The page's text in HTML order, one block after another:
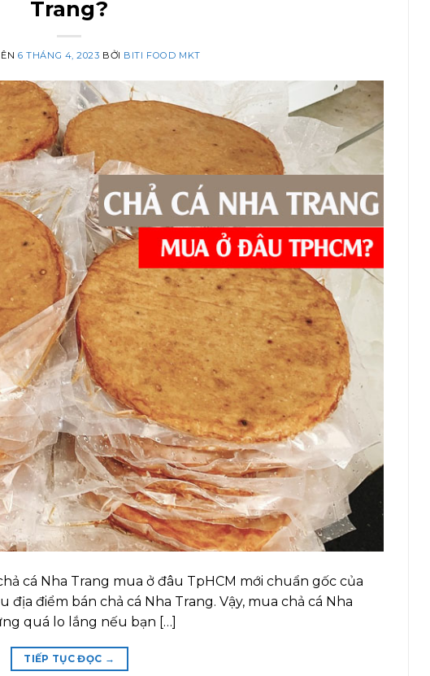
Trang?
6 THÁNG 4, 2023 BỞI BITI FOOD MKT
cá Nha Trang mua ở đâu TpHCM mới chuẩn gốc của
địa điểm bán chả cá Nha Trang. Vậy, mua chả cá Nha
quá lo lắng nếu bạn […]
TIẾP TỤC ĐỌC →